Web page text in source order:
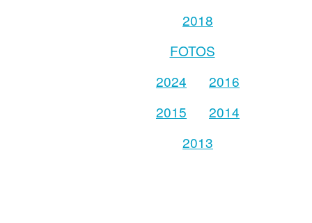
2018
FOTOS
2024
2016
2015
2014
2013